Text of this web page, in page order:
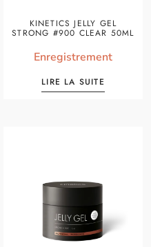
KINETICS JELLY GEL
STRONG #900 CLEAR 50ML
Enregistrement
LIRE LA SUITE